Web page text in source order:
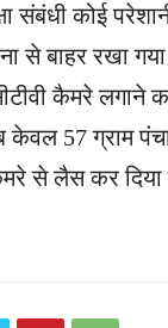
संबंधी कोई
से बाहर रखा
कैमरे लगाने
केवल 57 ग्राम
से लैस कर दिया